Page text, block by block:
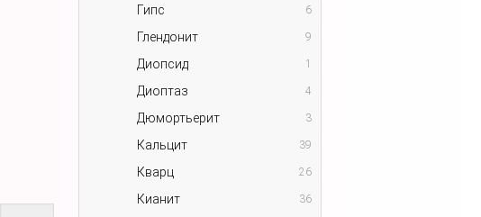
Гипс 6
Глендонит 9
Диопсид 1
Диоптаз 4
Дюмортьерит 3
Кальцит 39
Кварц 26
Кианит 36